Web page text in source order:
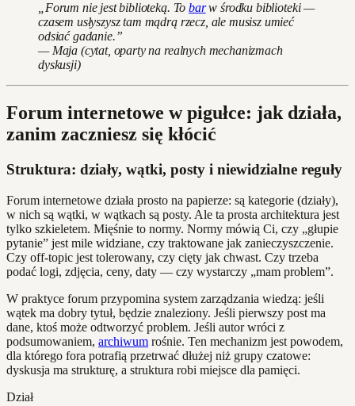
„Forum nie jest biblioteką. Tobarw środku biblioteki —
czasem usłyszysz tam mądrą rzecz, ale musisz umieć
odsiać gadanie.”
— Maja (cytat, oparty na realnych mechanizmach
dyskusji)
Forum internetowe w pigułce: jak działa,
zanim zaczniesz się kłócić
Struktura: działy, wątki, posty i niewidzialne reguły
Forum internetowe działa prosto na papierze: są kategorie (działy),
w nich są wątki, w wątkach są posty. Ale ta prosta architektura jest
tylko szkieletem. Mięśnie to normy. Normy mówią Ci, czy „głupie
pytanie” jest mile widziane, czy traktowane jak zanieczyszczenie.
Czy off-topic jest tolerowany, czy cięty jak chwast. Czy trzeba
podać logi, zdjęcia, ceny, daty — czy wystarczy „mam problem”.
W praktyce forum przypomina system zarządzania wiedzą: jeśli
wątek ma dobry tytuł, będzie znaleziony. Jeśli pierwszy post ma
dane, ktoś może odtworzyć problem. Jeśli autor wróci z
podsumowaniem, archiwum rośnie. Ten mechanizm jest powodem,
dla którego fora potrafią przetrwać dłużej niż grupy czatowe:
dyskusja ma strukturę, a struktura robi miejsce dla pamięci.
Dział